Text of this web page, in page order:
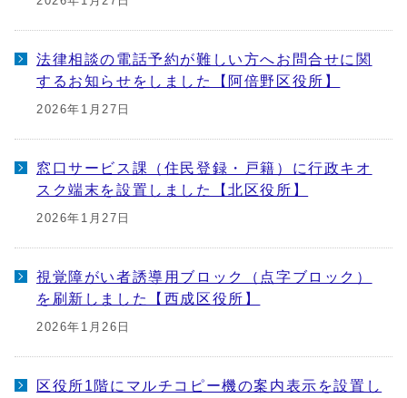
法律相談の電話予約が難しい方へお問合せに関
するお知らせをしました【阿倍野区役所】
2026年1月27日
窓口サービス課（住民登録・戸籍）に行政キオ
スク端末を設置しました【北区役所】
2026年1月27日
視覚障がい者誘導用ブロック（点字ブロック）
を刷新しました【西成区役所】
2026年1月26日
区役所1階にマルチコピー機の案内表示を設置し